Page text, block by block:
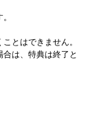
とはできません。
は、特典は終了と